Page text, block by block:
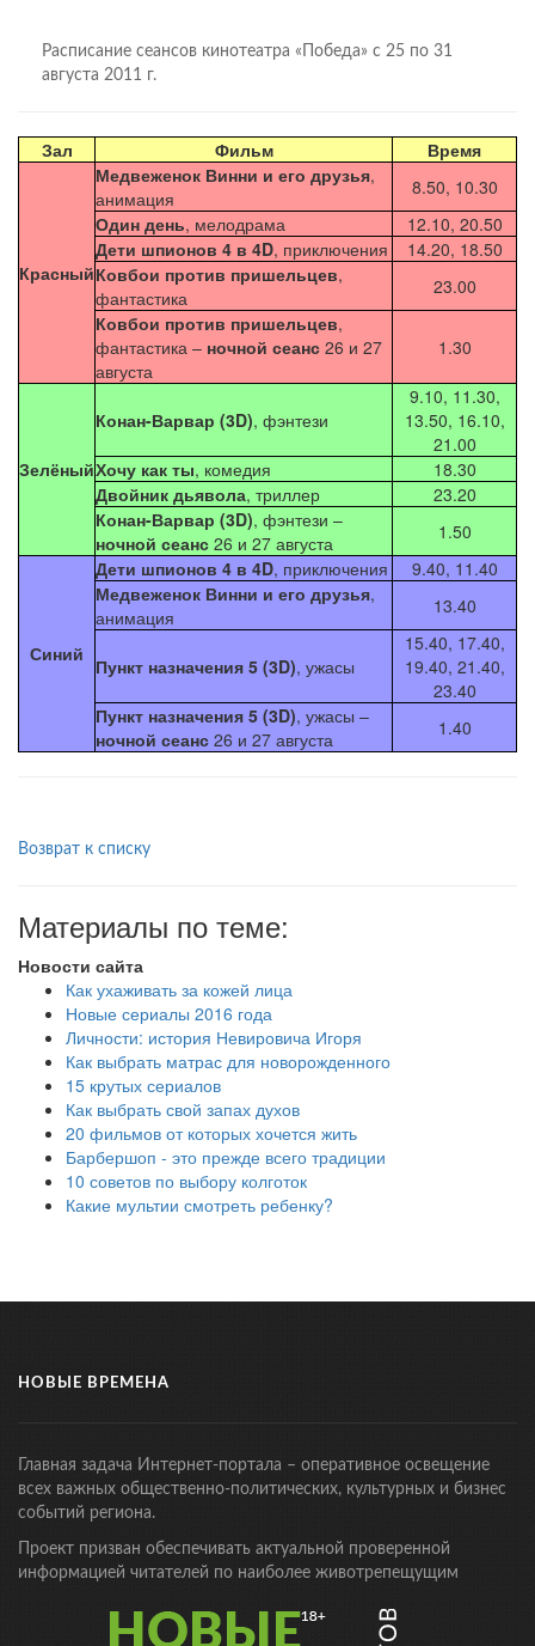
Расписание сеансов кинотеатра «Победа» с 25 по 31
августа 2011 г.
Зал Фильм Время
Красный
Медвеженок Винни и его друзья,
анимация
8.50, 10.30
Один день, мелодрама
12.10, 20.50
Дети шпионов 4 в 4D, приключения
14.20, 18.50
Ковбои против пришельцев,
фантастика
23.00
Ковбои против пришельцев,
фантастика – ночной сеанс 26 и 27
августа
1.30
Зелёный
Конан-Варвар (3D), фэнтези
9.10, 11.30,
13.50, 16.10,
21.00
Хочу как ты, комедия
18.30
Двойник дьявола, триллер
23.20
Конан-Варвар (3D), фэнтези –
ночной сеанс 26 и 27 августа 1.50
Синий
Дети шпионов 4 в 4D, приключения
9.40, 11.40
Медвеженок Винни и его друзья,
анимация
13.40
Пункт назначения 5 (3D), ужасы
15.40, 17.40,
19.40, 21.40,
23.40
Пункт назначения 5 (3D), ужасы –
ночной сеанс 26 и 27 августа 1.40
Возврат к списку
Материалы по теме:
Новости сайта
Как ухаживать за кожей лица
Новые сериалы 2016 года
Личности: история Невировича Игоря
Как выбрать матрас для новорожденного
15 крутых сериалов
Как выбрать свой запах духов
20 фильмов от которых хочется жить
Барбершоп - это прежде всего традиции
10 советов по выбору колготок
Какие мультии смотреть ребенку?
НОВЫЕ ВРЕМЕНА
Главная задача Интернет-портала – оперативное освещение
всех важных общественно-политических, культурных и бизнес
событий региона.
Проект призван обеспечивать актуальной проверенной
информацией читателей по наиболее животрепещущим